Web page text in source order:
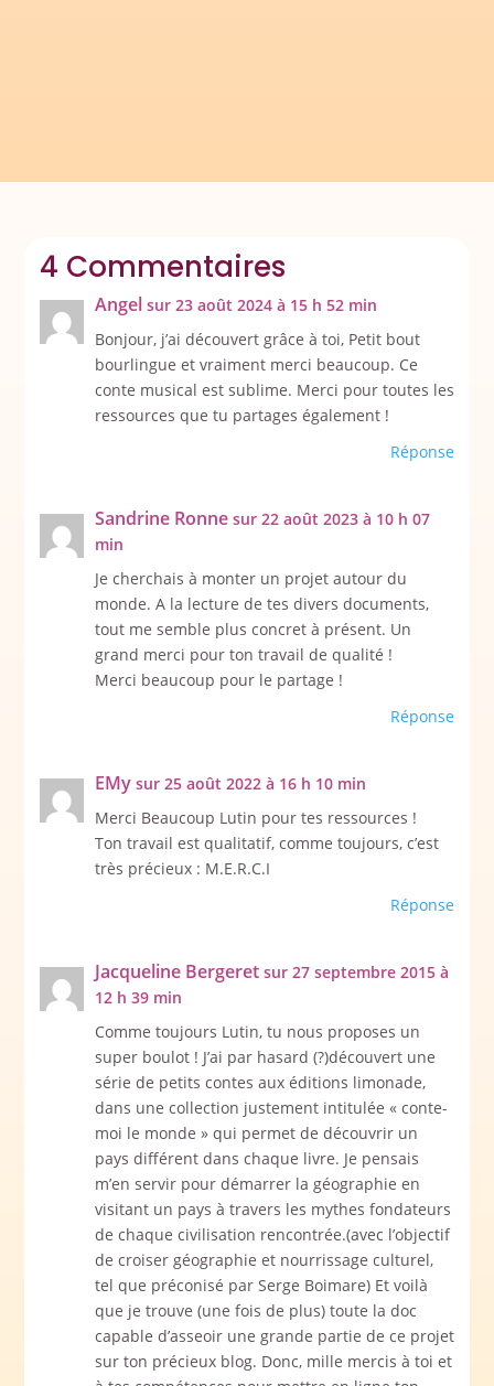
4 Commentaires
Angel sur 23 août 2024 à 15 h 52 min
Bonjour, j’ai découvert grâce à toi, Petit bout
bourlingue et vraiment merci beaucoup. Ce
conte musical est sublime. Merci pour toutes les
ressources que tu partages également !
Réponse
Sandrine Ronne sur 22 août 2023 à 10 h 07
min
Je cherchais à monter un projet autour du
monde. A la lecture de tes divers documents,
tout me semble plus concret à présent. Un
grand merci pour ton travail de qualité !
Merci beaucoup pour le partage !
Réponse
EMy sur 25 août 2022 à 16 h 10 min
Merci Beaucoup Lutin pour tes ressources !
Ton travail est qualitatif, comme toujours, c’est
très précieux : M.E.R.C.I
Réponse
Jacqueline Bergeret sur 27 septembre 2015 à
12 h 39 min
Comme toujours Lutin, tu nous proposes un
super boulot ! J’ai par hasard (?)découvert une
série de petits contes aux éditions limonade,
dans une collection justement intitulée « conte-
moi le monde » qui permet de découvrir un
pays différent dans chaque livre. Je pensais
m’en servir pour démarrer la géographie en
visitant un pays à travers les mythes fondateurs
de chaque civilisation rencontrée.(avec l’objectif
de croiser géographie et nourrissage culturel,
tel que préconisé par Serge Boimare) Et voilà
que je trouve (une fois de plus) toute la doc
capable d’asseoir une grande partie de ce projet
sur ton précieux blog. Donc, mille mercis à toi et